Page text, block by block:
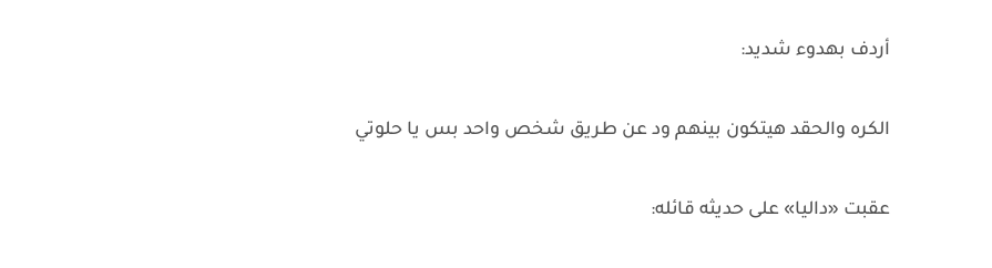
أردف بهدوء شديد:
الكره والحقد هيتكون بينهم ود عن طريق شخص واحد بس يا حلوتي
عقبت «داليا» على حديثه قائله: